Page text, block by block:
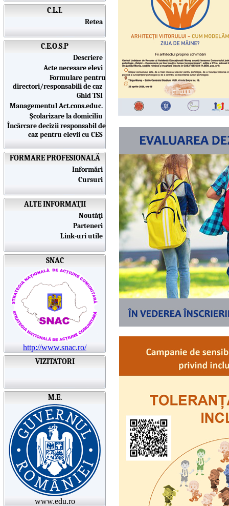
C.L.I.
Retea
C.E.O.S.P
Descriere
Acte necesare elevi
Formulare pentru
directori/responsabili de caz
Ghid TSI
Managementul Act.cons.educ.
Școlarizare la domiciliu
Încărcare decizii responsabil de
caz pentru elevii cu CES
FORMARE PROFESIONALĂ
Informări
Cursuri
ALTE INFORMAŢII
Noutăţi
Parteneri
Link-uri utile
SNAC
http://www.snac.ro/
VIZITATORI
M.E.
www.edu.ro